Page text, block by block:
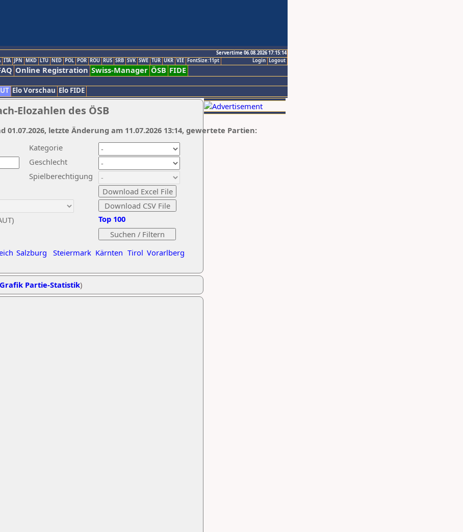
Servertime 06.08.2026 17:15:14
Logout
Login
ITA JPN MKD LTU NED POL POR ROU RUS SRB SVK SWE TUR UKR VIE FontSize:11pt
Online Registration Swiss-Manager ÖSB FIDE
Elo Vorschau Elo FIDE
Elozahlen des ÖSB
Kategorie
Geschlecht
Spielberechtigung
Salzburg Steiermark Kärnten Tirol Vorarlberg
Top 100
01.07.2026, letzte Änderung am 11.07.2026 13:14, gewertete Partien:
Grafik Partie-Statistik)